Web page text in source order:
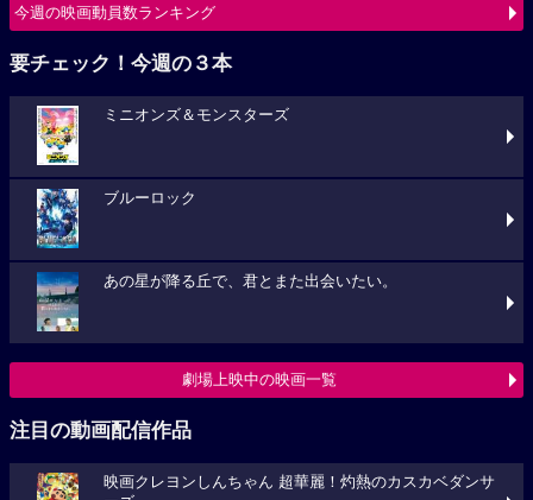
今週の映画動員数ランキング
要チェック！今週の３本
ミニオンズ＆モンスターズ
ブルーロック
あの星が降る丘で、君とまた出会いたい。
劇場上映中の映画一覧
注目の動画配信作品
映画クレヨンしんちゃん 超華麗！灼熱のカスカベダンサ